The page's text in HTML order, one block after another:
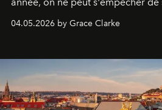
04.05.2026 by Grace Clarke